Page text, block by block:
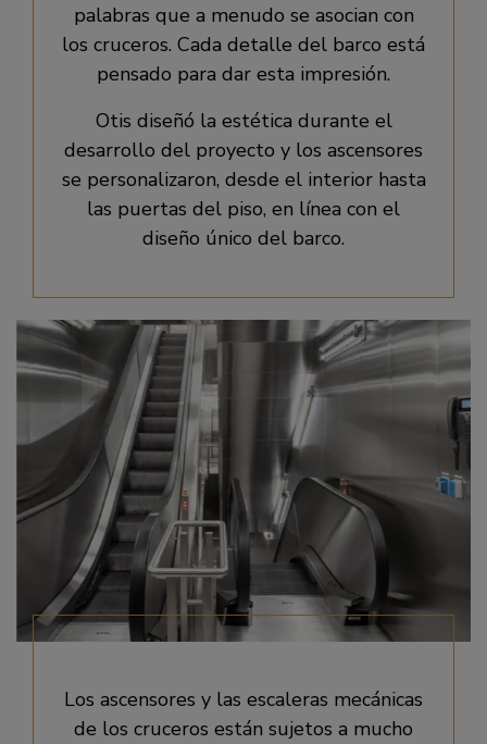
palabras que a menudo se asocian con
los cruceros. Cada detalle del barco está
pensado para dar esta impresión.
Otis diseñó la estética durante el
desarrollo del proyecto y los ascensores
se personalizaron, desde el interior hasta
las puertas del piso, en línea con el
diseño único del barco.
Los ascensores y las escaleras mecánicas
de los cruceros están sujetos a mucho